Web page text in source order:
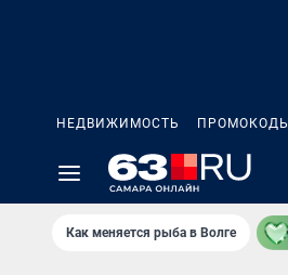
НЕДВИЖИМОСТЬ ПРОМОКОДЫ
Как меняется рыба в Волге